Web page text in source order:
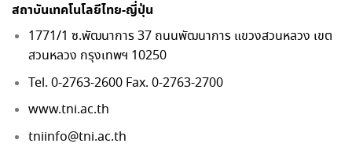
สถาบันเทคโนโลยีไทย-ญี่ปุ่น
1771/1 ซ.พัฒนาการ 37 ถนนพัฒนาการ แขวงสวนหลวง เขต
สวนหลวง กรุงเทพฯ 10250
Tel. 0-2763-2600 Fax. 0-2763-2700
www.tni.ac.th
tniinfo@tni.ac.th